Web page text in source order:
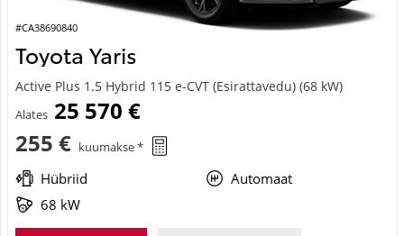
#CA38690840
Toyota Yaris
Active Plus 1.5 Hybrid 115 e-CVT (Esirattavedu) (68 kW)
Alates 25 570 €
255 € kuumakse *
Hübriid
Automaat
68 kW